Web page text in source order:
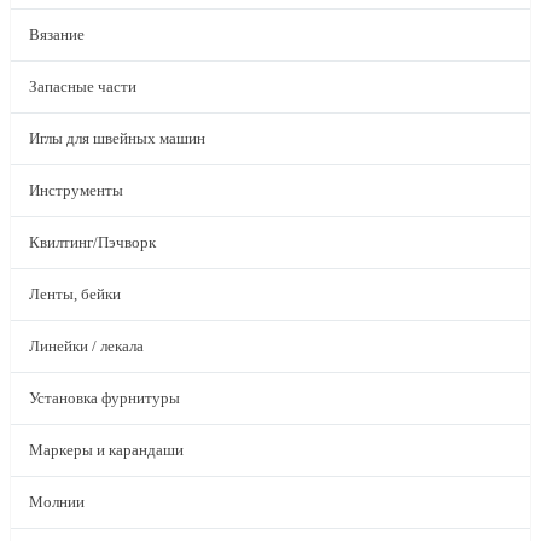
Вязание
Запасные части
Иглы для швейных машин
Инструменты
Квилтинг/Пэчворк
Ленты, бейки
Линейки / лекала
Установка фурнитуры
Маркеры и карандаши
Молнии